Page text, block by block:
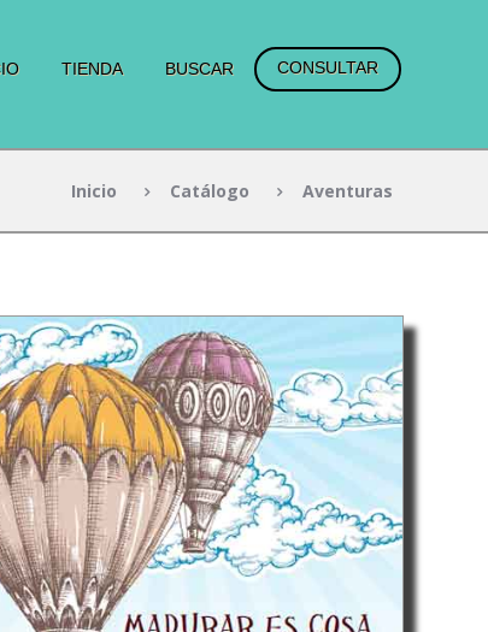
TIENDA BUSCAR CONSULTAR
Inicio Catálogo Aventuras